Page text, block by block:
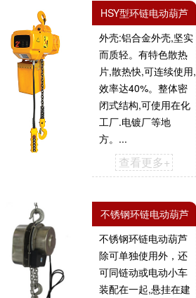
HSY型环链电动葫芦
外壳:铝合金外壳,坚实
而质轻。有特色散热
片,散热快,可连续使用,
效率达40%。整体密
闭式结构,可使用在化
工厂.电镀厂等地
方。...
查看更多+
不锈钢环链电动葫芦
不锈钢环链电动葫芦
除可单独使用外，还
可同链动或电动小车
装配在一起,悬挂在建